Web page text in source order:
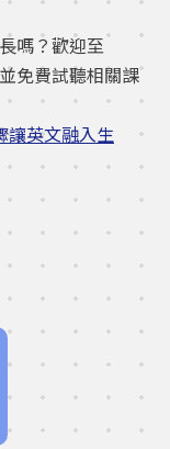
嗎？歡迎至
免費試聽相關課
讓英文融入生